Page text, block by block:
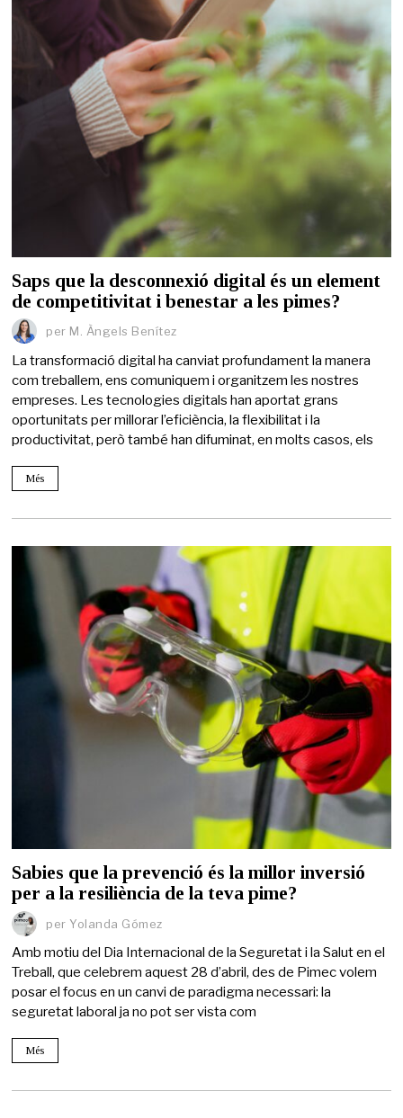
Saps que la desconnexió digital és un element
de competitivitat i benestar a les pimes?
per M. Àngels Benítez
La transformació digital ha canviat profundament la manera
com treballem, ens comuniquem i organitzem les nostres
empreses. Les tecnologies digitals han aportat grans
oportunitats per millorar l’eficiència, la flexibilitat i la
productivitat, però també han difuminat, en molts casos, els
Més
Sabies que la prevenció és la millor inversió
per a la resiliència de la teva pime?
per Yolanda Gómez
Amb motiu del Dia Internacional de la Seguretat i la Salut en el
Treball, que celebrem aquest 28 d’abril, des de Pimec volem
posar el focus en un canvi de paradigma necessari: la
seguretat laboral ja no pot ser vista com
Més